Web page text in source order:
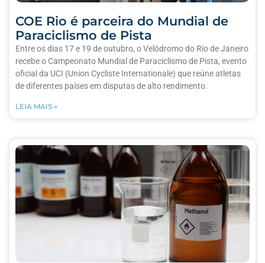
COE Rio é parceira do Mundial de
Paraciclismo de Pista
Entre os dias 17 e 19 de outubro, o Velódromo do Rio de Janeiro
recebe o Campeonato Mundial de Paraciclismo de Pista, evento
oficial da UCI (Union Cycliste Internationale) que reúne atletas
de diferentes países em disputas de alto rendimento.
LEIA MAIS »